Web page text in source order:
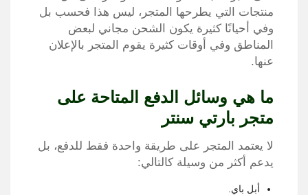
منتجات التي يطرحها المتجر، ليس هذا فحسب بل
وفي أحيانًا كثيرة يكون الشحن مجاني لبعض
المناطق وفي أوقات كثيرة يقوم المتجر بالإعلان
عنها.
ما هي وسائل الدفع المتاحة على
متجر بارتي سنتر
لا يعتمد المتجر على طريقة واحدة فقط للدفع، بل
يدعم أكثر من وسيلة كالتالي:
أبل باي.